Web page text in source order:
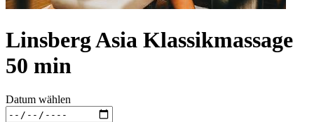
Linsberg Asia Klassikmassage
50 min
Datum wählen